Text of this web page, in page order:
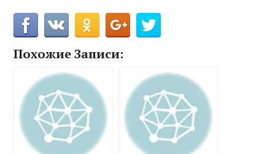
Похожие Записи: